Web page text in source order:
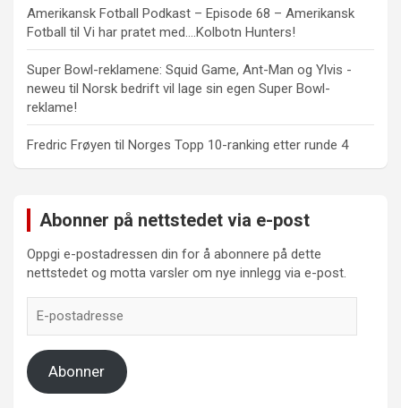
Amerikansk Fotball Podkast – Episode 68 – Amerikansk
Fotball til Vi har pratet med….Kolbotn Hunters!
Super Bowl-reklamene: Squid Game, Ant-Man og Ylvis -
neweu til Norsk bedrift vil lage sin egen Super Bowl-
reklame!
Fredric Frøyen til Norges Topp 10-ranking etter runde 4
Abonner på nettstedet via e-post
Oppgi e-postadressen din for å abonnere på dette
nettstedet og motta varsler om nye innlegg via e-post.
postadresse
Abonner